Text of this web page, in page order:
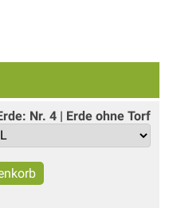
Nr. 4 | Erde ohne Torf